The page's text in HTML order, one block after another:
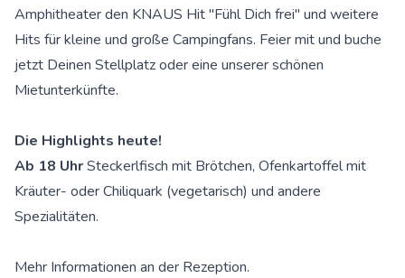
Amphitheater den KNAUS Hit "Fühl Dich frei" und weitere
Hits für kleine und große Campingfans. Feier mit und buche
jetzt Deinen Stellplatz oder eine unserer schönen
Mietunterkünfte.
Die Highlights heute!
Ab 18 UhrSteckerlfisch mit Brötchen, Ofenkartoffel mit
Kräuter- oder Chiliquark (vegetarisch) und andere
Spezialitäten.
Mehr Informationen an der Rezeption.